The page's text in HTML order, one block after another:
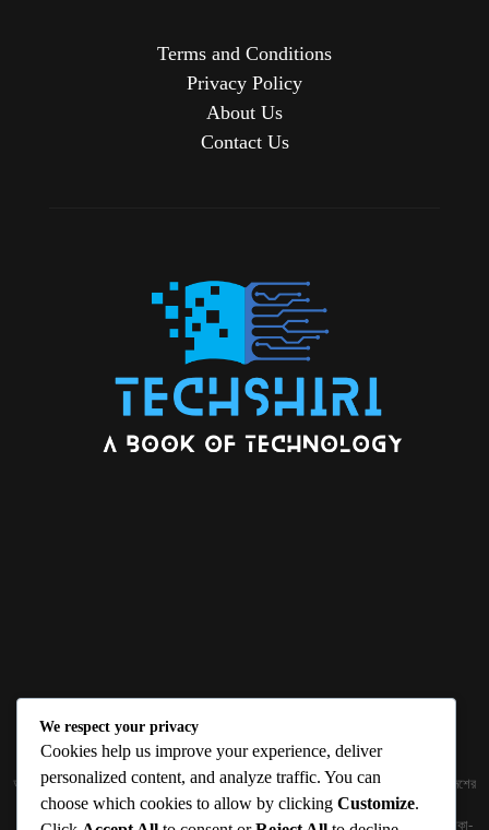
Terms and Conditions
Privacy Policy
About Us
Contact Us
ABOUT US
জ্ঞান বিজ্ঞানের উৎকর্ষ আমাদের প্রভাবিত করে। আলোকিত করে। সেই আলো কে ধারণ কর দেশ ও বিদেশের
তথ্যপ্রযুক্তির অতিসাম্প্রতিক খবরাখবর পাঠকের হাতের মুঠোয় দিতে চায় টেকসিঁড়ি ডট কম।
প্রকাশক ও নির্বাহী সম্পাদকঃ সামিউল হক সুমন ১৮৮/১ (২য় তলা), ইনার সার্কুলার রোড, আরামবাগ, ঢাকা-
We respect your privacy
Cookies help us improve your experience, deliver
personalized content, and analyze traffic. You can
choose which cookies to allow by clicking Customize.